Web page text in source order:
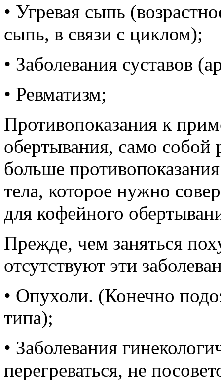
• Угревая сыпь
сыпь, в связи с циклом);
• Заболевания суставов
• Ревматизм;
Противопоказания к
обертывания, само собой
больше
тела, которое нужно
для кофейного
Прежде, чем заняться
отсутствуют эти
• Опухоли. (Конечно
типа);
• Заболевания
перегреваться, не